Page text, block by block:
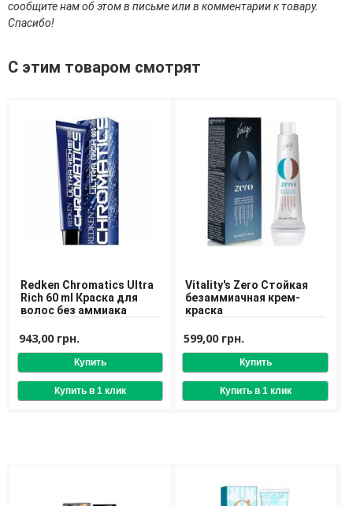
Средства для депиляции
Туалетная вода для тела
Для бороды и усов
Наборы косметики для мужчин
Средства для бритья
Уход для лица
Уход для тела
Уход за мужскими волосами
Бренды
Каталог
Отзывы
Доставка
Оплата
сообщите нам об этом в письме или в комментарии к товару.
Спасибо!
С этим товаром смотрят
Redken Chromatics Ultra
Rich 60 ml Краска для
волос без аммиака
943,00 грн.
Vitality's Zero Стойкая
безаммиачная крем-
краска
599,00 грн.